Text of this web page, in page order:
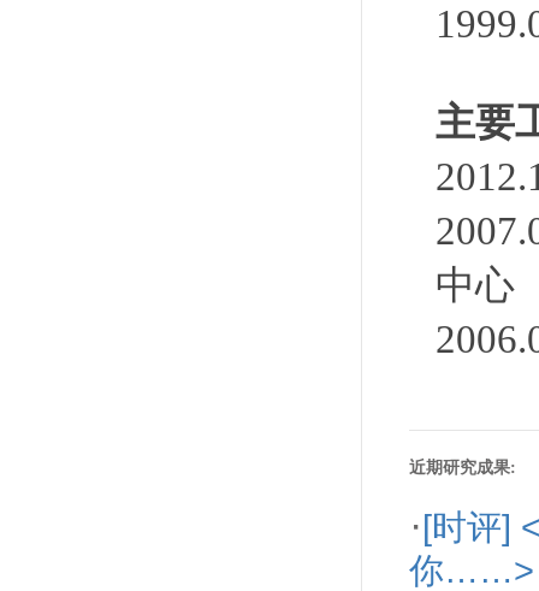
主要
中心
近期研究成果:
·[时评]
你……>